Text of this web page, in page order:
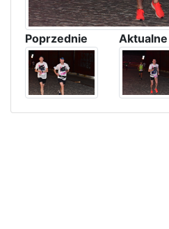
Poprzednie Aktualne